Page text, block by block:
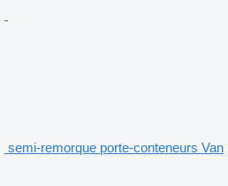
semi-remorque porte-conteneurs Van